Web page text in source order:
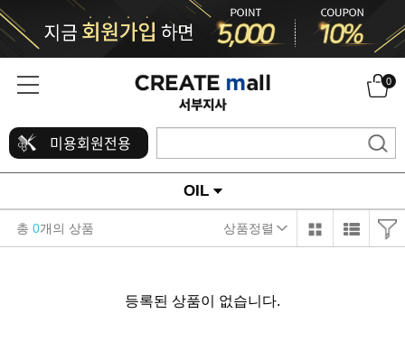
0
미용회원전용
OIL
총 0개의 상품 상품정렬
등록된 상품이 없습니다.